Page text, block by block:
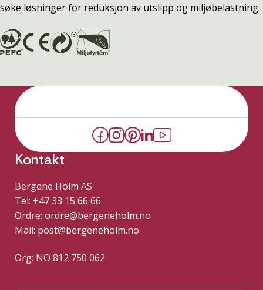
søke løsninger for reduksjon av utslipp og miljøbelastning.
Kontakt
Bergene Holm AS
Tel: +47 33 15 66 66
Ordre: ordre@bergeneholm.no
Mail: post@bergeneholm.no
Org: NO 812 750 062